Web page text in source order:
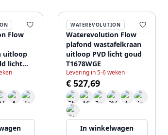
Flow
uitloop
licht
WATEREVOLUTION
Waterevolution Flow
plafond wastafelkraan
uitloop PVD licht goud
T1678WGE
Levering in 5-6 weken
€ 527,69
In winkelwagen